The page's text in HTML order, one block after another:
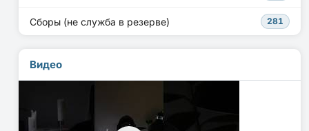
Сборы (не служба в резерве) 281
Видео